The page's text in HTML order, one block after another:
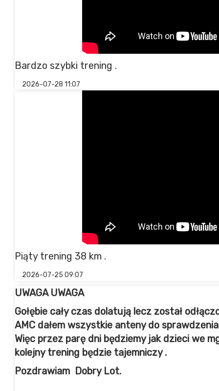
Bardzo szybki trening .
2026-07-28 11:07
Piąty trening 38 km .
2026-07-25 09:07
UWAGA UWAGA
Gołębie cały czas dolatują lecz został
AMC dałem wszystkie anteny do
Więc przez parę dni będziemy jak dzieci we
kolejny trening będzie tajemniczy .
Pozdrawiam Dobry Lot.